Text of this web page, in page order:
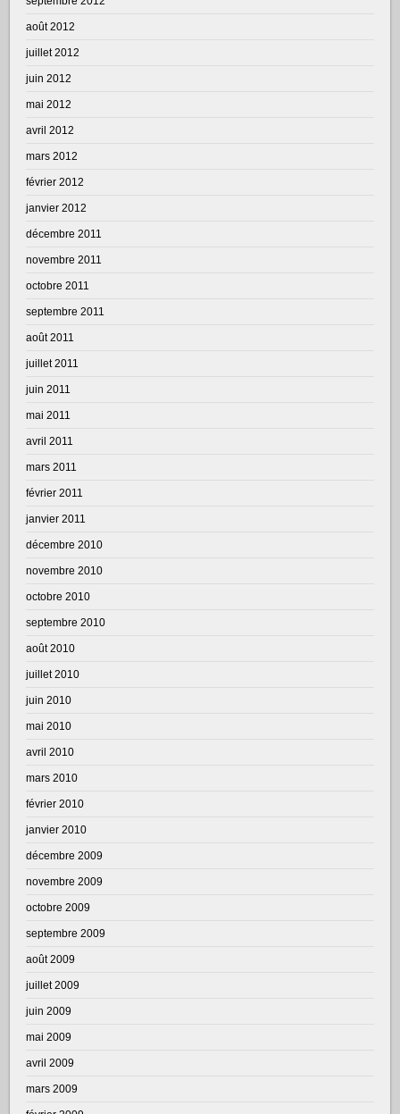
août 2012
juillet 2012
juin 2012
mai 2012
avril 2012
mars 2012
février 2012
janvier 2012
décembre 2011
novembre 2011
octobre 2011
septembre 2011
août 2011
juillet 2011
juin 2011
mai 2011
avril 2011
mars 2011
février 2011
janvier 2011
décembre 2010
novembre 2010
octobre 2010
septembre 2010
août 2010
juillet 2010
juin 2010
mai 2010
avril 2010
mars 2010
février 2010
janvier 2010
décembre 2009
novembre 2009
octobre 2009
septembre 2009
août 2009
juillet 2009
juin 2009
mai 2009
avril 2009
mars 2009